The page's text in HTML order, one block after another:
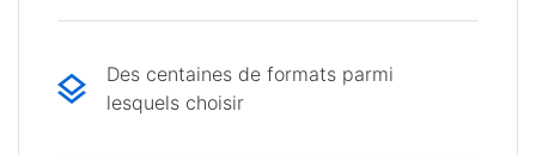
Des centaines de formats parmi
lesquels choisir